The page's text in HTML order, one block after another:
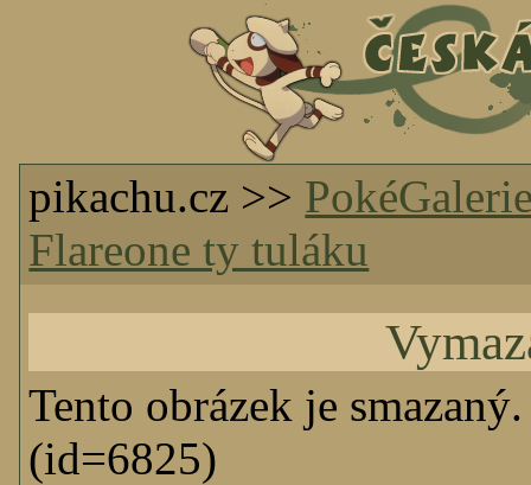
pikachu.cz >>
Flareone ty tuláku
Tento obrázek je smazaný.
(id=6825)